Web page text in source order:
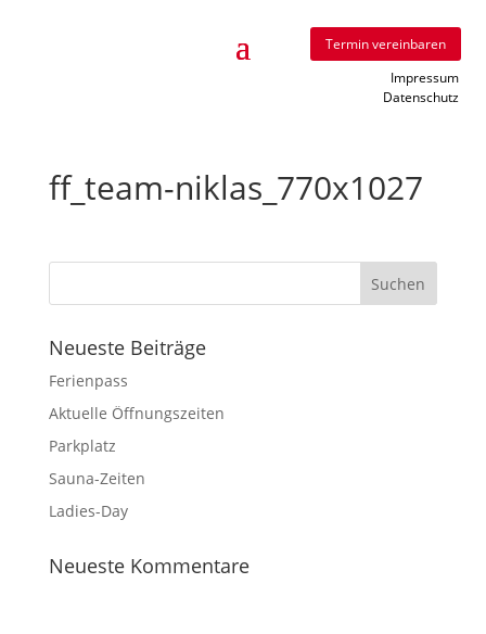
Termin vereinbaren
Impressum
Datenschutz
ff_­team-niklas_770x1027
Neu­este Beiträge
Feri­en­pass
Aktu­elle Öffnungszeiten
Park­platz
Sauna-Zeiten
Ladies-Day
Neu­este Kommentare